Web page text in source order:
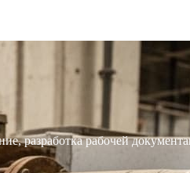
разработка рабочей